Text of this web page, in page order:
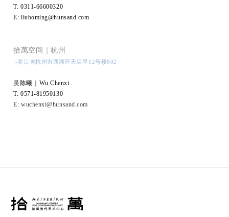
T: 0311-66600320
E: liuboming@hunsand.com
拾萬空间｜杭州
-浙江省杭州市西湖区天目里12号楼802
吴陈曦｜Wu Chenxi
T: 0571-81950130
E:wuchenxi@hunsand.com